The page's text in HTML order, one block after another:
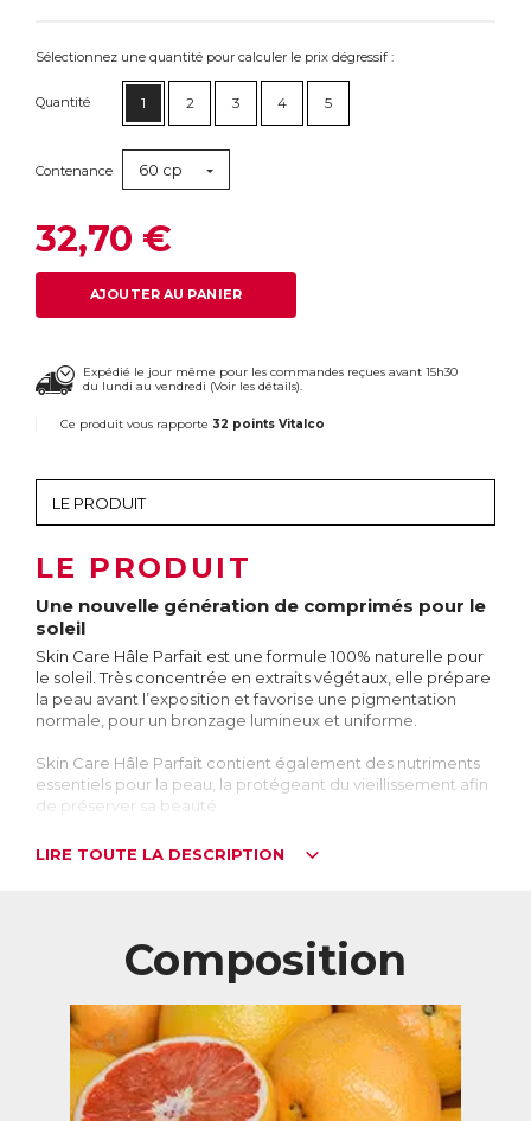
Sélectionnez une quantité pour calculer le prix dégressif :
Quantité 1 2 3 4 5
Contenance 60 cp
32,70 €
AJOUTER AU PANIER
Expédié le jour même pour les commandes reçues avant 15h30
du lundi au vendredi (Voir les détails).
Ce produit vous rapporte 32 points Vitalco
LE PRODUIT
Une nouvelle génération de comprimés pour le
soleil
Skin Care Hâle Parfait est une formule 100% naturelle pour
le soleil. Très concentrée en extraits végétaux, elle prépare
la peau avant l’exposition et favorise une pigmentation
normale, pour un bronzage lumineux et uniforme.
Skin Care Hâle Parfait contient également des nutriments
essentiels pour la peau, la protégeant du vieillissement afin
de préserver sa beauté.
Ces comprimés ne contiennent pas de bêta-carotène, une
Lorsqu’apparaissent les premiers rayons du soleil, nous
sommes nombreux à dévoiler notre peau pour en profiter,
dans l’espoir de prendre quelques couleurs.
En effet le bronzage est une réponse spontanée de la peau
suite à une exposition aux rayons UV du soleil. Il est le
résultat d’une production plus élevée de mélanine, un
pigment naturel qui donne sa couleur à la peau. Elle va
LIRE TOUTE LA DESCRIPTION
Composition